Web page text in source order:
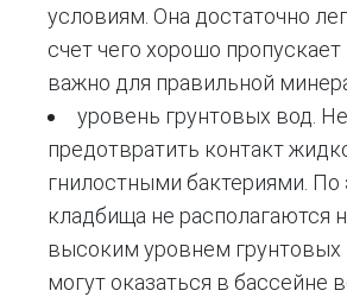
условиям. Она достаточно
счет чего хорошо пропускает
важно для правильной
уровень грунтовых вод.
предотвратить контакт
гнилостными бактериями. По
кладбища не располагаются
высоким уровнем
могут оказаться в бассейне